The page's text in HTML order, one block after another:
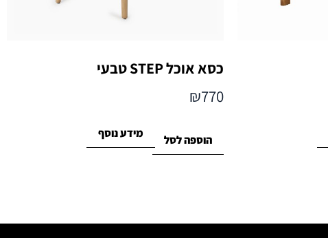
כסא אוכל STEP טבעי
₪770
הוספה לסל מידע נוסף